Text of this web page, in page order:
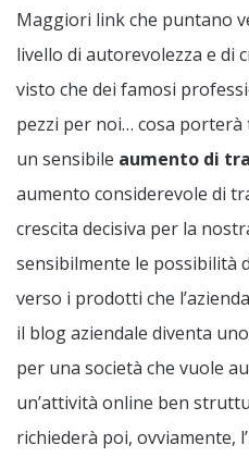
Maggiori link che puntano
livello di autorevolezza e di
visto che dei famosi
pezzi per noi… cosa porterà
un sensibile aumento di
aumento considerevole di
crescita decisiva per la
sensibilmente le possibilità
verso i prodotti che
il blog aziendale diventa
per una società che vuole
un’attività online ben
richiederà poi, ovviamente,